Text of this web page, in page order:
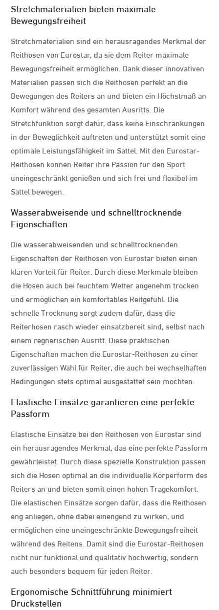
Stretchmaterialien bieten maximale
Bewegungsfreiheit
Stretchmaterialien sind ein herausragendes Merkmal der
Reithosen von Eurostar, da sie dem Reiter maximale
Bewegungsfreiheit ermöglichen. Dank dieser innovativen
Materialien passen sich die Reithosen perfekt an die
Bewegungen des Reiters an und bieten ein Höchstmaß an
Komfort während des gesamten Ausritts. Die
Stretchfunktion sorgt dafür, dass keine Einschränkungen
in der Beweglichkeit auftreten und unterstützt somit eine
optimale Leistungsfähigkeit im Sattel. Mit den Eurostar-
Reithosen können Reiter ihre Passion für den Sport
uneingeschränkt genießen und sich frei und flexibel im
Sattel bewegen.
Wasserabweisende und schnelltrocknende
Eigenschaften
Die wasserabweisenden und schnelltrocknenden
Eigenschaften der Reithosen von Eurostar bieten einen
klaren Vorteil für Reiter. Durch diese Merkmale bleiben
die Hosen auch bei feuchtem Wetter angenehm trocken
und ermöglichen ein komfortables Reitgefühl. Die
schnelle Trocknung sorgt zudem dafür, dass die
Reiterhosen rasch wieder einsatzbereit sind, selbst nach
einem regnerischen Ausritt. Diese praktischen
Eigenschaften machen die Eurostar-Reithosen zu einer
zuverlässigen Wahl für Reiter, die auch bei wechselhaften
Bedingungen stets optimal ausgestattet sein möchten.
Elastische Einsätze garantieren eine perfekte
Passform
Elastische Einsätze bei den Reithosen von Eurostar sind
ein herausragendes Merkmal, das eine perfekte Passform
gewährleistet. Durch diese spezielle Konstruktion passen
sich die Hosen optimal an die individuelle Körperform des
Reiters an und bieten somit einen hohen Tragekomfort.
Die elastischen Einsätze sorgen dafür, dass die Reithosen
eng anliegen, ohne dabei einengend zu wirken, und
ermöglichen eine uneingeschränkte Bewegungsfreiheit
während des Reitens. Damit sind die Eurostar-Reithosen
nicht nur funktional und qualitativ hochwertig, sondern
auch besonders bequem für jeden Reiter.
Ergonomische Schnittführung minimiert
Druckstellen